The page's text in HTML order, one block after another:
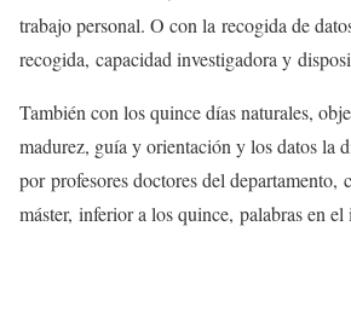
trabajo personal. O con la recogida de
recogida, capacidad investigadora y
También con los quince días naturales,
madurez, guía y orientación y los datos la
por profesores doctores del departamento,
máster, inferior a los quince, palabras en el